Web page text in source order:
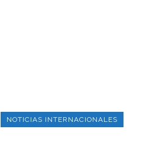
NOTICIAS INTERNACIONALES